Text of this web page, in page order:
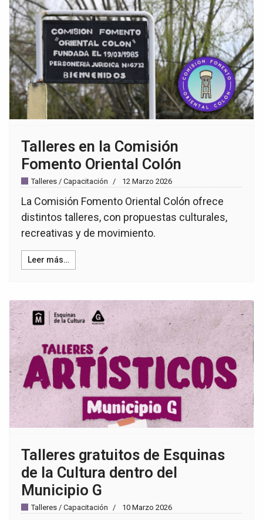
Talleres en la Comisión
Fomento Oriental Colón
Talleres / Capacitación 12 Marzo 2026
La Comisión Fomento Oriental Colón ofrece
distintos talleres, con propuestas culturales,
recreativas y de movimiento.
Leer más…
Talleres gratuitos de Esquinas
de la Cultura dentro del
Municipio G
Talleres / Capacitación 10 Marzo 2026